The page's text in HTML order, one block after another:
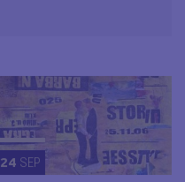
24 SEP